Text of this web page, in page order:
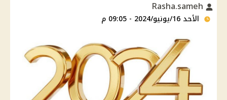
الأحد 16/يونيو/2024 - 09:05 م